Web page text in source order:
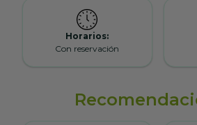
Horarios:
Con reservación